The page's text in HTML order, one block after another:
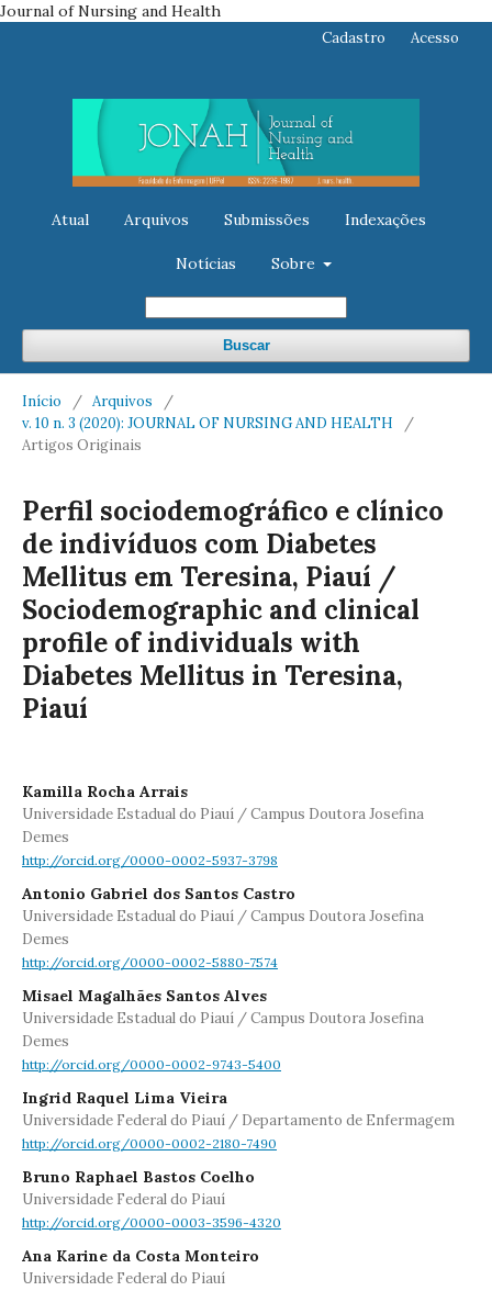
Journal of Nursing and Health
Atual Arquivos Submissões Indexações
Notícias Sobre
Buscar
Cadastro Acesso
Início / Arquivos
/
v. 10 n. 3 (2020): JOURNAL OF NURSING AND HEALTH
/
Artigos Originais
Perfil sociodemográfico e clínico
de indivíduos com Diabetes
Mellitus em Teresina, Piauí /
Sociodemographic and clinical
profile of individuals with
Diabetes Mellitus in Teresina,
Piauí
Kamilla Rocha Arrais
Universidade Estadual do Piauí / Campus Doutora Josefina
Demes
http://orcid.org/0000-0002-5937-3798
Antonio Gabriel dos Santos Castro
Universidade Estadual do Piauí / Campus Doutora Josefina
Demes
http://orcid.org/0000-0002-5880-7574
Misael Magalhães Santos Alves
Universidade Estadual do Piauí / Campus Doutora Josefina
Demes
http://orcid.org/0000-0002-9743-5400
Ingrid Raquel Lima Vieira
Universidade Federal do Piauí / Departamento de Enfermagem
http://orcid.org/0000-0002-2180-7490
Bruno Raphael Bastos Coelho
Universidade Federal do Piauí
http://orcid.org/0000-0003-3596-4320
Ana Karine da Costa Monteiro
Universidade Federal do Piauí